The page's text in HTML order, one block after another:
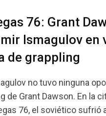
76: Grant
Ismagulov en
de grappling
no tuvo ninguna
de Grant Dawson. En la
76, el soviético sufrió